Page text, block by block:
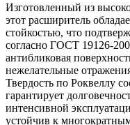
Изготовленный из
этот расширитель
стойкостью, что
согласно ГОСТ 19126-
антибликовая
нежелательные
Твердость по Роквеллу
гарантирует
интенсивной
устойчив к